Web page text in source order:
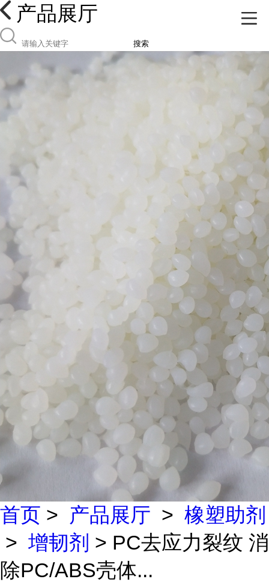
产品展厅
搜索
首页 > 产品展厅 > 橡塑助剂
> 增韧剂 > PC去应力裂纹 消
除PC/ABS壳体...